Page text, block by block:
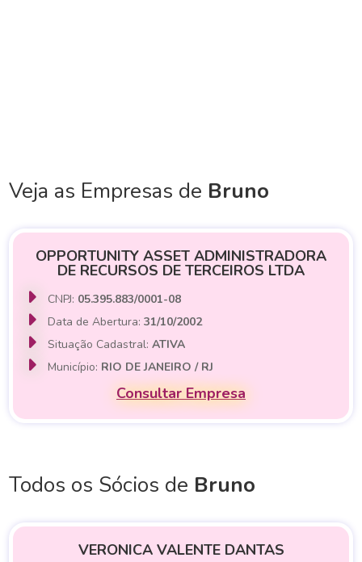
Veja as Empresas de Bruno
OPPORTUNITY ASSET ADMINISTRADORA
DE RECURSOS DE TERCEIROS LTDA
CNPJ: 05.395.883/0001-08
Data de Abertura:31/10/2002
Situação Cadastral:ATIVA
Município: RIO DE JANEIRO / RJ
Consultar Empresa
Todos os Sócios de Bruno
VERONICA VALENTE DANTAS